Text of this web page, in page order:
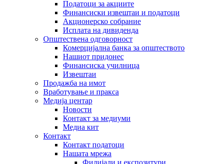
Податоци за акциите
Финансиски извештаи и податоци
Акционерско собрание
Исплата на дивиденда
Општествена одговорност
Комерцијална банка за општеството
Нашиот придонес
Финансиска училница
Извештаи
Продажба на имот
Вработување и пракса
Медија центар
Новости
Контакт за медиуми
Медиа кит
Контакт
Контакт податоци
Нашата мрежа
Филијали и експозитури